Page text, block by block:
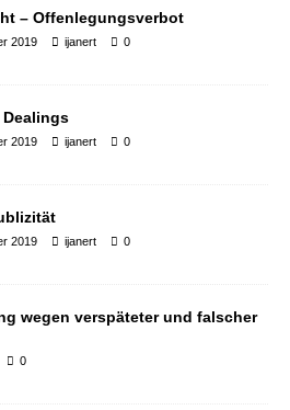
– Offenlegungsverbot
2019 ijanert 0
Dealings
2019 ijanert 0
2019 ijanert 0
wegen verspäteter und falscher
0